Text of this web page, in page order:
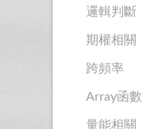
邏輯判斷
期權相關
跨頻率
Array函數
量能相關